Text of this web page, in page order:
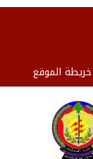
خريطة الموقع